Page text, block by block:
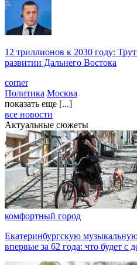
12 триллионов к 2030 году:
развитии Дальнего Востока
corner
Политика Москва
показать еще [...]
все новости
Актуальные сюжеты
комфортный город
Екатеринбургскую
впервые за 62 года: что будет с